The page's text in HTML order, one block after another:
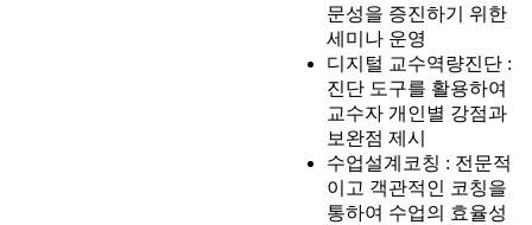
문성을 증진하기 위한
세미나 운영
디지털 교수역량진단 :
진단 도구를 활용하여
교수자 개인별 강점과
보완점 제시
수업설계코칭 : 전문적
이고 객관적인 코칭을
통하여 수업의 효율성